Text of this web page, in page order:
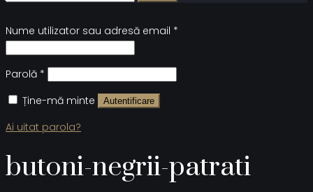
Nume utilizator sau adresă email *
Parolă *
Ține-mă minte
Autentificare
Ai uitat parola?
butoni-negrii-patrati